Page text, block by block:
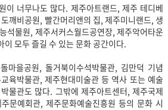
이 너무나도 많다. 제주아트랜드, 제주 테디베
깨비공원, 빨간머리앤의 집, 제주미니랜드, 생
석물원, 제주서커스월드공연장, 제주악어타운
이 모두 즐길 수 있는 문화 공간이다.
마을공원, 돌거북이수석박물관, 김만덕 기념
육박물관, 제주현대미술관 등 역사 또는 예술
물관도 많다. 그밖에 제주아트센터, 제주국제
문예회관, 제주문화예술진흥원 등의 문화 시